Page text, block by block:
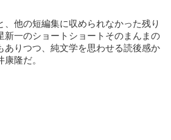
、他の短編集に収められなかった残り
新一のショートショートそのまんまの
ありつつ、純文学を思わせる読後感か
隆だ。